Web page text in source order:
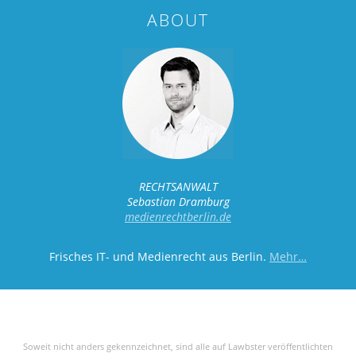
ABOUT
RECHTSANWALT
Sebastian Dramburg
medienrechtberlin.de
Frisches IT- und Medienrecht aus Berlin. Mehr…
Soweit nicht anders gekennzeichnet, sind alle auf Lawbster veröffentlichten